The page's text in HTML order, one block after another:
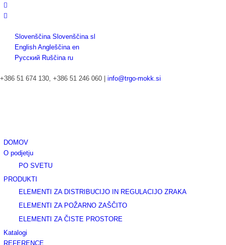
Slovenščina Slovenščina sl
English Angleščina en
Русский Ruščina ru
+386 51 674 130, +386 51 246 060 | info@trgo-mokk.si
DOMOV
O podjetju
PO SVETU
PRODUKTI
ELEMENTI ZA DISTRIBUCIJO IN REGULACIJO ZRAKA
ELEMENTI ZA POŽARNO ZAŠČITO
ELEMENTI ZA ČISTE PROSTORE
Katalogi
REFERENCE